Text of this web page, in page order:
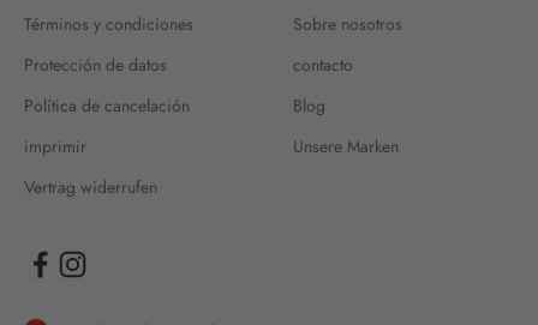
Términos y condiciones
Protección de datos
Política de cancelación
imprimir
Vertrag widerrufen
Sobre nosotros
contacto
Blog
Unsere Marken